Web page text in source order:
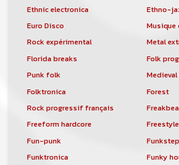
Ethnic electronica
Ethno-
Euro Disco
Musique
Rock expérimental
Metal
Florida breaks
Folk
Punk folk
Folktronica
Forest
Rock progressif français
Freeform hardcore
Freestyle
Fun-punk
Funkstep
Funktronica
Funky